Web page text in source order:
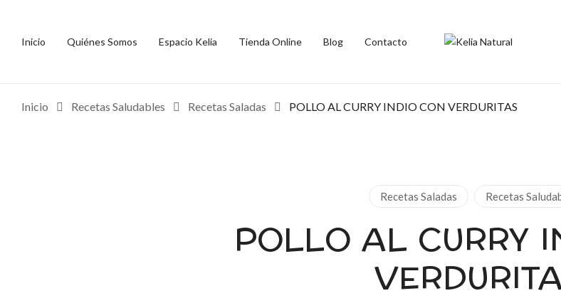
Inicio Quiénes Somos Espacio Kelia Tienda Online Blog Contacto
Inicio Recetas Saludables Recetas Saladas POLLO AL CURRY INDIO CON VERDURITAS
Recetas Saladas Recetas
POLLO AL CURRY